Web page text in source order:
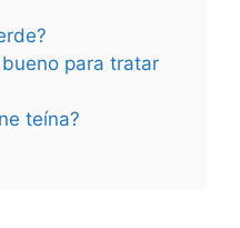
para tratar
teína?